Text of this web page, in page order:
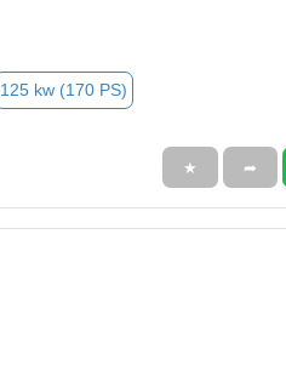
125 kw (170 PS)
★ ➦